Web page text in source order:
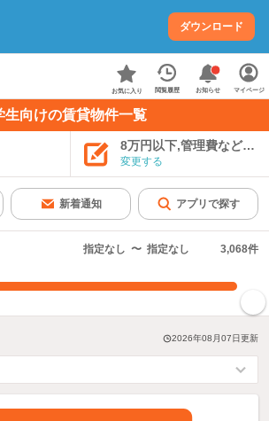
ダウンロード
お気に入り 閲覧履歴 お知らせ マイページ
生向けの賃貸物件一覧
8万円以下,管理費など込み
変更する
新着通知 アプリで探す
指定なし 〜 指定なし 3,068件
2026年08月07日更新